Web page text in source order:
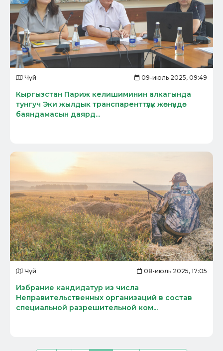
Чүй 09-июль 2025, 09:49
Кыргызстан Париж келишиминин алкагында
тунгуч Эки жылдык транспаренттүүлүк жөнүндө
баяндамасын даярд...
Чүй 08-июль 2025, 17:05
Избрание кандидатур из числа
Неправительственных организаций в состав
специальной разрешительной ком...